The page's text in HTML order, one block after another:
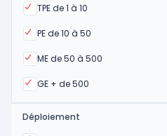
TPE de 1 à 10
Oui
PE de 10 à 50
Oui
ME de 50 à 500
Oui
GE + de 500
Oui
Déploiement